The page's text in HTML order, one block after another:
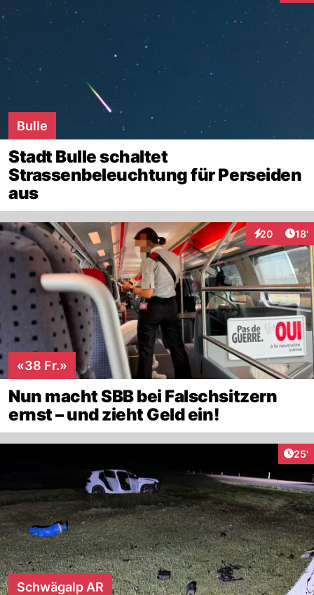
Bulle
Stadt Bulle schaltet
Strassenbeleuchtung für Perseiden
aus
20
Interaktionen
18'
«38 Fr.»
Nun macht SBB bei Falschsitzern
ernst – und zieht Geld ein!
25'
Schwägalp AR